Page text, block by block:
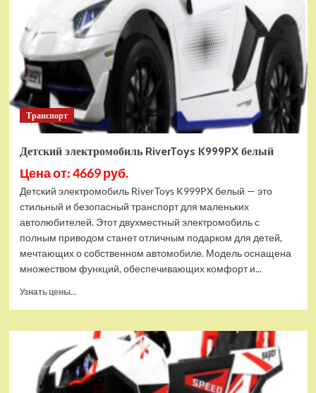
и
Гигабивень
Водная
Атака
Транспорт
Детский электромобиль RiverToys K999PX белый
Цена от: 4669 руб.
Детский электромобиль RiverToys K999PX белый — это
стильный и безопасный транспорт для маленьких
автолюбителей. Этот двухместный электромобиль с
полным приводом станет отличным подарком для детей,
мечтающих о собственном автомобиле. Модель оснащена
множеством функций, обеспечивающих комфорт и...
Узнать цены...
Детский
электромобиль
RiverToys
K999PX
белый